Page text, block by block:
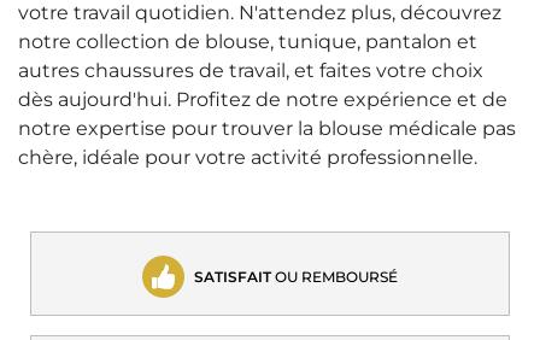
votre travail quotidien. N'attendez plus, découvrez
notre collection de blouse, tunique, pantalon et
autres chaussures de travail, et faites votre choix
dès aujourd'hui. Profitez de notre expérience et de
notre expertise pour trouver la blouse médicale pas
chère, idéale pour votre activité professionnelle.
SATISFAITOU REMBOURSÉ